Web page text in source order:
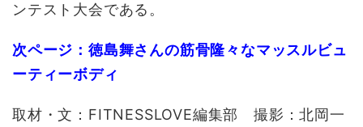
ンテスト大会である。
次ページ： 徳島舞さんの筋骨隆々なマッスルビュ
ーティーボディ
取材・文：FITNESSLOVE編集部 撮影：北岡一